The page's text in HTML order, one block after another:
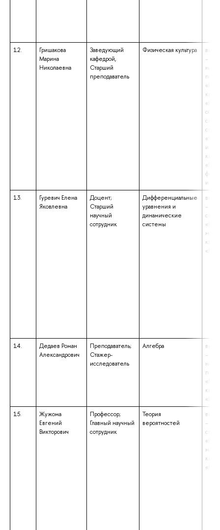
12.
Гришакова
Марина
Николаевна
Заведующий
кафедрой,
Старший
преподаватель
Физическая культура
–
и
и
13.
Гуревич Елена
Яковлевна
Доцент;
Старший
научный
сотрудник
Дифференциальные
уравнения и
динамические
системы
–
14.
Дедаев Роман
Александрович
Преподаватель;
Стажер-
исследователь
Алгебра
–
15.
Жужома
Евгений
Викторович
Профессор;
Главный научный
сотрудник
Теория
вероятностей
–